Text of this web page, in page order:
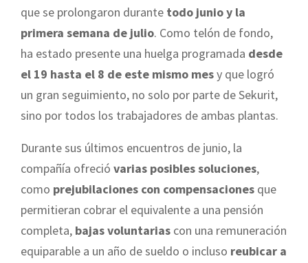
que se prolongaron durante todo junio y la
primera semana de julio. Como telón de fondo,
ha estado presente una huelga programada desde
el 19 hasta el 8 de este mismo mesy que logró
un gran seguimiento, no solo por parte de Sekurit,
sino por todos los trabajadores de ambas plantas.
Durante sus últimos encuentros de junio, la
compañía ofreció varias posibles soluciones,
como prejubilaciones con compensaciones que
permitieran cobrar el equivalente a una pensión
completa, bajas voluntarias con una remuneración
equiparable a un año de sueldo o incluso reubicar a